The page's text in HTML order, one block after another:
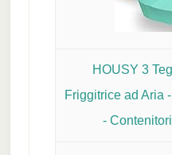
HOUSY 3
Friggitrice ad Aria
-